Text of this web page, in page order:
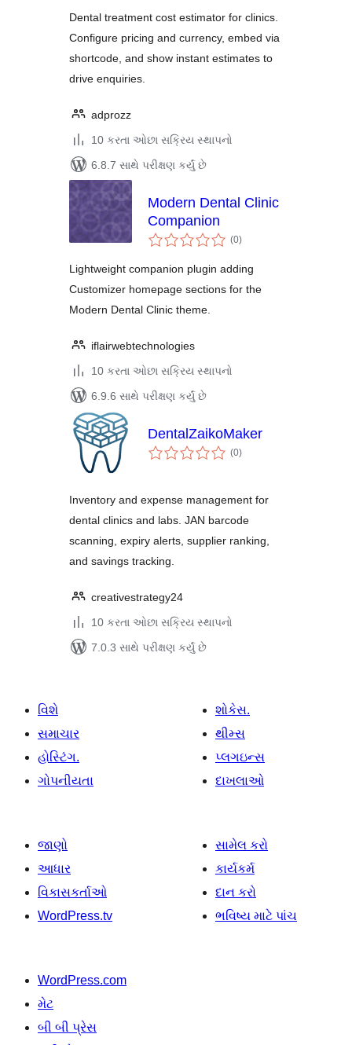
Dental treatment cost estimator for clinics.
Configure pricing and currency, embed via
shortcode, and show instant estimates to
drive enquiries.
adprozz
10 કરતા ઓછા સક્રિય સ્થાપનો
6.8.7 સાથે પરીક્ષણ કર્યું છે
Modern Dental Clinic
Companion
(0કુલ
રેટિંગ્સ
)
Lightweight companion plugin adding
Customizer homepage sections for the
Modern Dental Clinic theme.
iflairwebtechnologies
10 કરતા ઓછા સક્રિય સ્થાપનો
6.9.6 સાથે પરીક્ષણ કર્યું છે
DentalZaikoMaker
(0કુલ
રેટિંગ્સ
)
Inventory and expense management for
dental clinics and labs. JAN barcode
scanning, expiry alerts, supplier ranking,
and savings tracking.
creativestrategy24
10 કરતા ઓછા સક્રિય સ્થાપનો
7.0.3 સાથે પરીક્ષણ કર્યું છે
વિશે
સમાચાર
હોસ્ટિંગ.
ગોપનીયતા
શોકેસ.
થીમ્સ
પ્લગઇન્સ
દાખલાઓ
જાણો
આધાર
વિકાસકર્તાઓ
WordPress.tv
સામેલ કરો
કાર્યકર્મ
દાન કરો
ભવિષ્ય માટે પાંચ
WordPress.com
મેટ
બી બી પ્રેસ